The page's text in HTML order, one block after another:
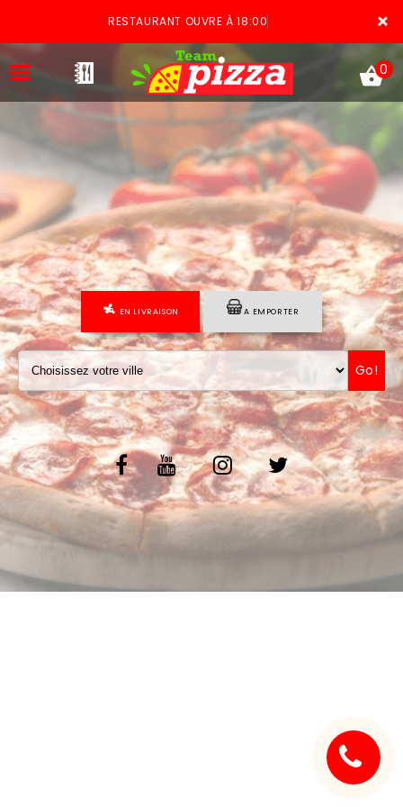
×
RESTAURANT OUVRE À 18:00
ACCUEIL
LA CARTE
VOTRE COMPTE
NOTRE RESTAURANT
VOS AVIS
MENTIONS LÉGALES
C.G.V
0
EN LIVRAISON A EMPORTER
Go!